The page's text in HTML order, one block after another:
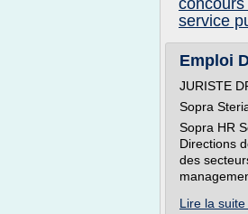
service
Emploi
JURISTE
Sopra
Sopra HR
Directions
des
Lire la suite